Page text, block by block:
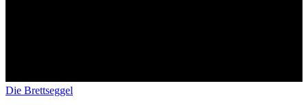
Die Brettseggel